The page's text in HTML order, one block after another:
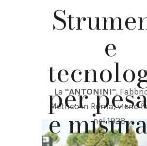
e
per
e
La "ANTONINI",
Metrico in Roma, viene
nel 1928.